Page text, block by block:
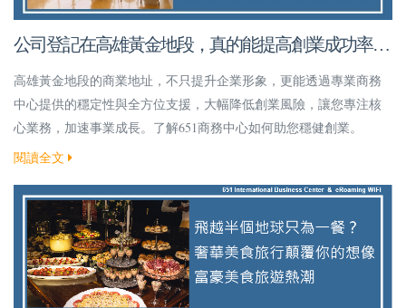
公司登記在高雄黃金地段，真的能提高創業成功率
嗎？
高雄黃金地段的商業地址，不只提升企業形象，更能透過專業商務
中心提供的穩定性與全方位支援，大幅降低創業風險，讓您專注核
心業務，加速事業成長。了解651商務中心如何助您穩健創業。
閱讀全文